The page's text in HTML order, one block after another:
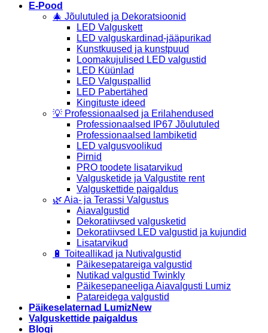
E-Pood
🎄 Jõulutuled ja Dekoratsioonid
LED Valguskett
LED valguskardinad-jääpurikad
Kunstkuused ja kunstpuud
Loomakujulised LED valgustid
LED Küünlad
LED Valguspallid
LED Pabertähed
Kingituste ideed
💡 Professionaalsed ja Erilahendused
Professionaalsed IP67 Jõulutuled
Professionaalsed lambiketid
LED valgusvoolikud
Pirnid
PRO toodete lisatarvikud
Valgusketide ja Valgustite rent
Valguskettide paigaldus
🌿 Aia- ja Terassi Valgustus
Aiavalgustid
Dekoratiivsed valgusketid
Dekoratiivsed LED valgustid ja kujundid
Lisatarvikud
🔋 Toiteallikad ja Nutivalgustid
Päikesepatareiga valgustid
Nutikad valgustid Twinkly
Päikesepaneeliga Aiavalgusti Lumiz
Patareidega valgustid
Päikeselaternad Lumiz
Valguskettide paigaldus
Blogi